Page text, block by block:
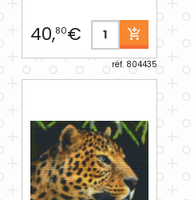
40,80€
réf. 804435